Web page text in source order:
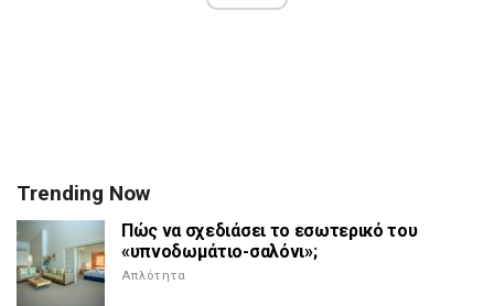
Trending Now
Πώς να σχεδιάσει το εσωτερικό του
«υπνοδωμάτιο-σαλόνι»;
Απλότητα